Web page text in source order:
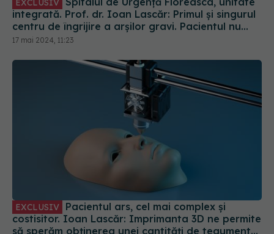
Pacientul ars, cel mai complex și
costisitor. Ioan Lascăr: Imprimanta 3D ne permite
să sperăm obținerea unei cantități de tegument
într-un timp util. E o procedură contracronometru